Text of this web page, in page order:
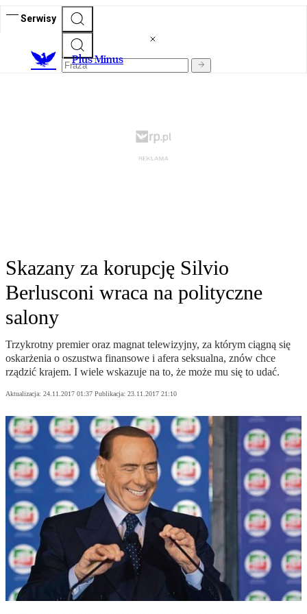
Serwisy
Plus Minus
Skazany za korupcję Silvio
Berlusconi wraca na polityczne
salony
Trzykrotny premier oraz magnat telewizyjny, za którym ciągną się
oskarżenia o oszustwa finansowe i afera seksualna, znów chce
rządzić krajem. I wiele wskazuje na to, że może mu się to udać.
Aktualizacja: 24.11.2017 01:37 Publikacja: 23.11.2017 21:10